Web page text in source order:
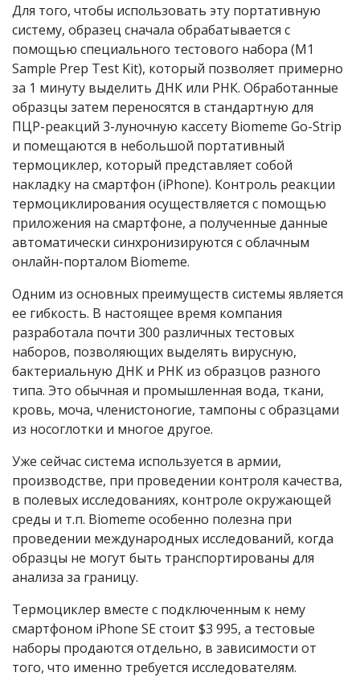
Для того, чтобы использовать эту портативную
систему, образец сначала обрабатывается с
помощью специального тестового набора (M1
Sample Prep Test Kit), который позволяет примерно
за 1 минуту выделить ДНК или РНК. Обработанные
образцы затем переносятся в стандартную для
ПЦР-реакций 3-луночную кассету Biomeme Go-Strip
и помещаются в небольшой портативный
термоциклер, который представляет собой
накладку на смартфон (iPhone). Контроль реакции
термоциклирования осуществляется с помощью
приложения на смартфоне, а полученные данные
автоматически синхронизируются с облачным
онлайн-порталом Biomeme.
Одним из основных преимуществ системы является
ее гибкость. В настоящее время компания
разработала почти 300 различных тестовых
наборов, позволяющих выделять вирусную,
бактериальную ДНК и РНК из образцов разного
типа. Это обычная и промышленная вода, ткани,
кровь, моча, членистоногие, тампоны с образцами
из носоглотки и многое другое.
Уже сейчас система используется в армии,
производстве, при проведении контроля качества,
в полевых исследованиях, контроле окружающей
среды и т.п. Biomeme особенно полезна при
проведении международных исследований, когда
образцы не могут быть транспортированы для
анализа за границу.
Термоциклер вместе с подключенным к нему
смартфоном iPhone SE стоит $3 995, а тестовые
наборы продаются отдельно, в зависимости от
того, что именно требуется исследователям.